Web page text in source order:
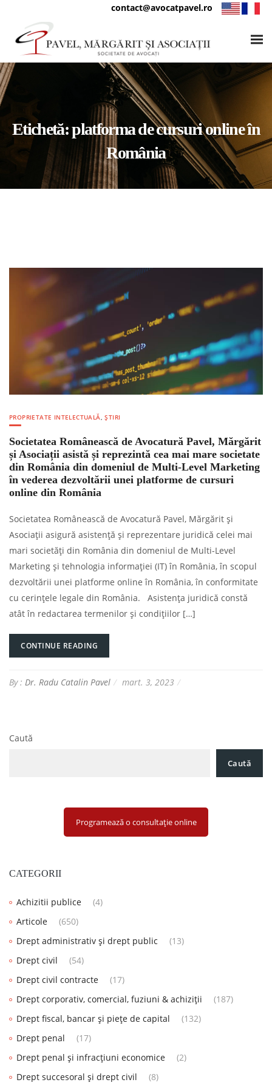
contact@avocatpavel.ro
Etichetă:platforma de cursuri online în
România
PROPRIETATE INTELECTUALĂ,ȘTIRI
Societatea Românească de Avocatură Pavel, Mărgărit
și Asociații asistă și reprezintă cea mai mare societate
din România din domeniul de Multi-Level Marketing
în vederea dezvoltării unei platforme de cursuri
online din România
Societatea Românească de Avocatură Pavel, Mărgărit și
Asociații asigură asistență și reprezentare juridică celei mai
mari societăți din România din domeniul de Multi-Level
Marketing și tehnologia informației (IT) în România, în scopul
dezvoltării unei platforme online în România, în conformitate
cu cerințele legale din România. Asistența juridică constă
atât în redactarea termenilor și condițiilor […]
CONTINUE READING
By : Dr. Radu Catalin Pavel mart. 3, 2023
Caută
Caută
Programează o consultație online
CATEGORII
Achizitii publice
(4)
Articole
(650)
Drept administrativ și drept public
(13)
Drept civil
(54)
Drept civil contracte
(17)
Drept corporativ, comercial, fuziuni & achiziții
(187)
Drept fiscal, bancar și piețe de capital
(132)
Drept penal
(17)
Drept penal și infracțiuni economice
(2)
Drept succesoral și drept civil
(8)